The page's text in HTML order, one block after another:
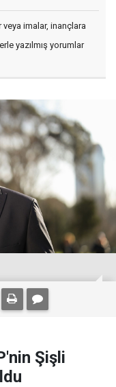
imalar, inançlara
yazılmış yorumlar
Şişli